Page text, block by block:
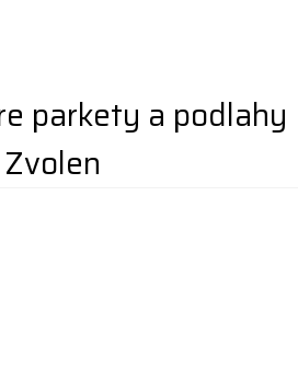
parkety a podlahy
Zvolen